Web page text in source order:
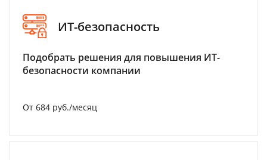
ИТ-безопасность
Подобрать решения для повышения ИТ-
безопасности компании
От 684 руб./месяц